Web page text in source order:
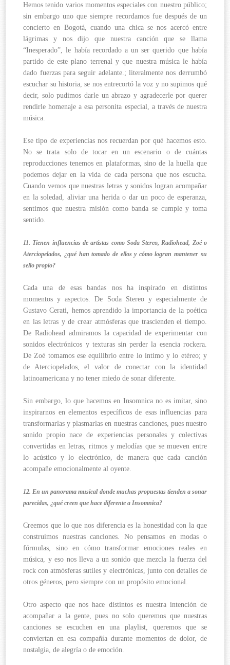
Hemos tenido varios momentos especiales con nuestro público;
sin embargo uno que siempre recordamos fue después de un
concierto en Bogotá, cuando una chica se nos acercó entre
lágrimas y nos dijo que nuestra canción que se llama
“Inesperado”, le había recordado a un ser querido que había
partido de este plano terrenal y que nuestra música le había
dado fuerzas para seguir adelante.; literalmente nos derrumbó
escuchar su historia, se nos entrecortó la voz y no supimos qué
decir, solo pudimos darle un abrazo y agradecerle por querer
rendirle homenaje a esa personita especial, a través de nuestra
música.
Ese tipo de experiencias nos recuerdan por qué hacemos esto.
No se trata solo de tocar en un escenario o de cuántas
reproducciones tenemos en plataformas, sino de la huella que
podemos dejar en la vida de cada persona que nos escucha.
Cuando vemos que nuestras letras y sonidos logran acompañar
en la soledad, aliviar una herida o dar un poco de esperanza,
sentimos que nuestra misión como banda se cumple y toma
sentido.
11. Tienen influencias de artistas como Soda Stereo, Radiohead, Zoé o
Aterciopelados, ¿qué han tomado de ellos y cómo logran mantener su
sello propio?
Cada una de esas bandas nos ha inspirado en distintos
momentos y aspectos. De Soda Stereo y especialmente de
Gustavo Cerati, hemos aprendido la importancia de la poética
en las letras y de crear atmósferas que trascienden el tiempo.
De Radiohead admiramos la capacidad de experimentar con
sonidos electrónicos y texturas sin perder la esencia rockera.
De Zoé tomamos ese equilibrio entre lo íntimo y lo etéreo; y
de Aterciopelados, el valor de conectar con la identidad
latinoamericana y no tener miedo de sonar diferente.
Sin embargo, lo que hacemos en Insomnica no es imitar, sino
inspirarnos en elementos específicos de esas influencias para
transformarlas y plasmarlas en nuestras canciones, pues nuestro
sonido propio nace de experiencias personales y colectivas
convertidas en letras, ritmos y melodías que se mueven entre
lo acústico y lo electrónico, de manera que cada canción
acompañe emocionalmente al oyente.
12. En un panorama musical donde muchas propuestas tienden a sonar
parecidas, ¿qué creen que hace diferente a Insomnica?
Creemos que lo que nos diferencia es la honestidad con la que
construimos nuestras canciones. No pensamos en modas o
fórmulas, sino en cómo transformar emociones reales en
música, y eso nos lleva a un sonido que mezcla la fuerza del
rock con atmósferas sutiles y electrónicas, junto con detalles de
otros géneros, pero siempre con un propósito emocional.
Otro aspecto que nos hace distintos es nuestra intención de
acompañar a la gente, pues no solo queremos que nuestras
canciones se escuchen en una playlist, queremos que se
conviertan en esa compañía durante momentos de dolor, de
nostalgia, de alegría o de emoción.